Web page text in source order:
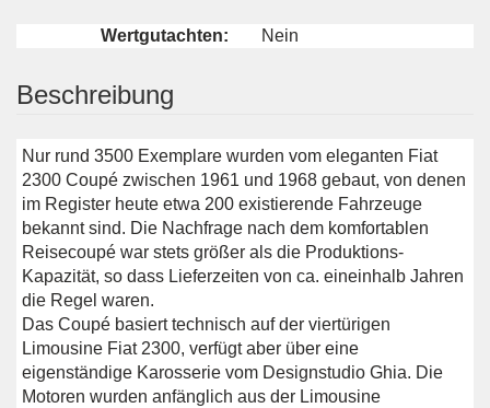
Wertgutachten: Nein
Beschreibung
Nur rund 3500 Exemplare wurden vom eleganten Fiat
2300 Coupé zwischen 1961 und 1968 gebaut, von denen
im Register heute etwa 200 existierende Fahrzeuge
bekannt sind. Die Nachfrage nach dem komfortablen
Reisecoupé war stets größer als die Produktions-
Kapazität, so dass Lieferzeiten von ca. eineinhalb Jahren
die Regel waren.
Das Coupé basiert technisch auf der viertürigen
Limousine Fiat 2300, verfügt aber über eine
eigenständige Karosserie vom Designstudio Ghia. Die
Motoren wurden anfänglich aus der Limousine